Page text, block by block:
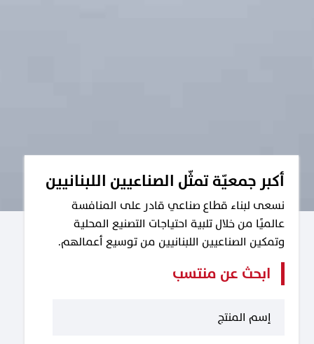
أكبر جمعيّة تمثّل الصناعيين اللبنانيين
نسعى لبناء قطاع صناعي قادر على المنافسة
عالميًا من خلال تلبية احتياجات التصنيع المحلية
وتمكين الصناعيين اللبنانيين من توسيع أعمالهم.
ابحث عن منتسب